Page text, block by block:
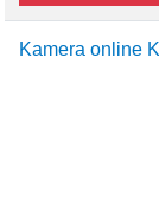
Kamera online